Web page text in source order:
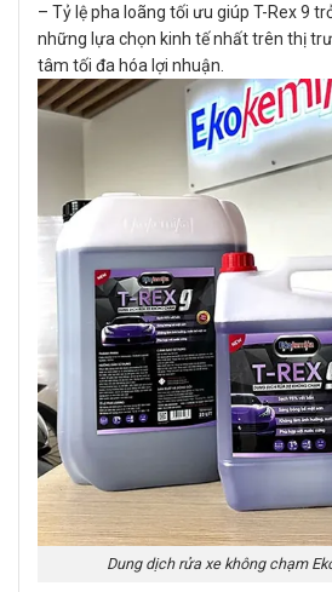
– Tỷ lệ pha loãng tối ưu giúp T-Rex 9
những lựa chọn kinh tế nhất trên thị
tâm tối đa hóa lợi nhuận.
Dung dịch rửa xe không chạm